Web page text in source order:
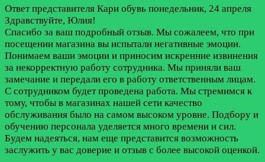
Ответ представителя Кари обувь понедельник, 24 апреля
Здравствуйте, Юлия!
Спасибо за ваш подробный отзыв. Мы сожалеем, что при
посещении магазина вы испытали негативные эмоции.
Понимаем ваши эмоции и приносим искренние извинения
за некорректную работу сотрудника. Мы приняли ваш
замечание и передали его в работу ответственным лицам.
С сотрудником будет проведена работа. Мы стремимся к
тому, чтобы в магазинах нашей сети качество
обслуживания было на самом высоком уровне. Подбору и
обучению персонала уделяется много времени и сил.
Будем надеяться, нам еще представится возможность
заслужить у вас доверие и отзыв с более высокой оценкой.